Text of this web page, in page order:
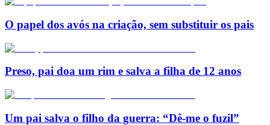
O papel dos avós na criação, sem substituir os pais
Preso, pai doa um rim e salva a filha de 12 anos
Um pai salva o filho da guerra: “Dê-me o fuzil”